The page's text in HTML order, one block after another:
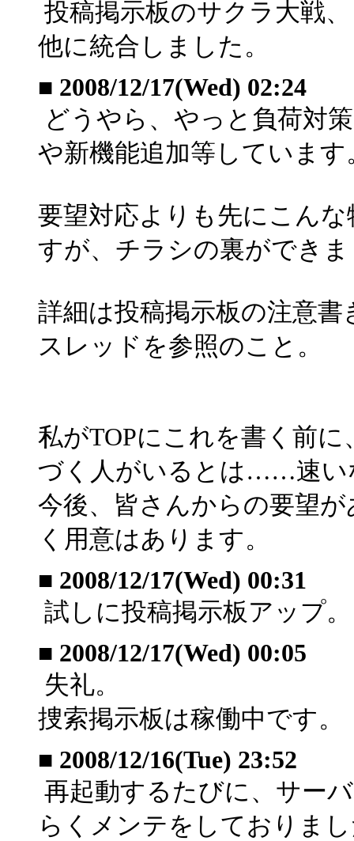
投稿掲示板のサクラ大戦
他に統合しました。
■ 2008/12/17(Wed) 02:24
どうやら、やっと負荷対
や新機能追加等しています
要望対応よりも先にこん
すが、チラシの裏ができ
詳細は投稿掲示板の注意
スレッドを参照のこと。
私がTOPにこれを書く前
づく人がいるとは……速い
今後、皆さんからの要望
く用意はあります。
■ 2008/12/17(Wed) 00:31
試しに投稿掲示板アップ。
■ 2008/12/17(Wed) 00:05
失礼。
捜索掲示板は稼働中です。
■ 2008/12/16(Tue) 23:52
再起動するたびに、サー
らくメンテをしておりま